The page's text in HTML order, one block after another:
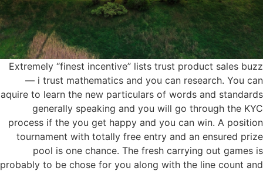
Extremely “finest incentive” lists trust product sales buzz
— i trust mathematics and you can research. You can
aquire to learn the new particulars of words and standards
generally speaking and you will go through the KYC
process if the you get happy and you can win. A position
tournament with totally free entry and an ensured prize
pool is one chance. The fresh carrying out games is
probably to be chose for you along with the line count and